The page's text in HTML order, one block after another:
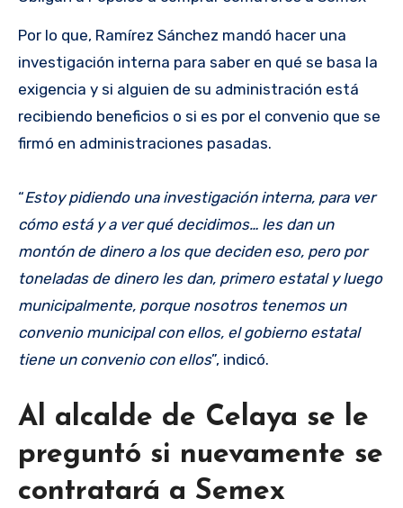
Por lo que, Ramírez Sánchez mandó hacer una
investigación interna para saber en qué se basa la
exigencia y si alguien de su administración está
recibiendo beneficios o si es por el convenio que se
firmó en administraciones pasadas.
“Estoy pidiendo una investigación interna, para ver
cómo está y a ver qué decidimos… les dan un
montón de dinero a los que deciden eso, pero por
toneladas de dinero les dan, primero estatal y luego
municipalmente, porque nosotros tenemos un
convenio municipal con ellos, el gobierno estatal
tiene un convenio con ellos”, indicó.
Al alcalde de Celaya se le
preguntó si nuevamente se
contratará a Semex